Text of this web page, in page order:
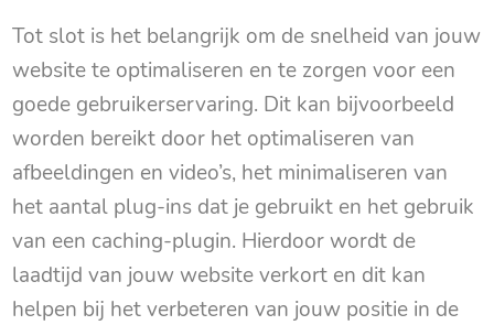
Tot slot is het belangrijk om de snelheid van jouw
website te optimaliseren en te zorgen voor een
goede gebruikerservaring. Dit kan bijvoorbeeld
worden bereikt door het optimaliseren van
afbeeldingen en video’s, het minimaliseren van
het aantal plug-ins dat je gebruikt en het gebruik
van een caching-plugin. Hierdoor wordt de
laadtijd van jouw website verkort en dit kan
helpen bij het verbeteren van jouw positie in de